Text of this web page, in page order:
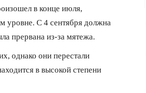
в конце июля,
уровне. С 4 сентября должна
прервана из-за мятежа.
однако они перестали
в высокой степени